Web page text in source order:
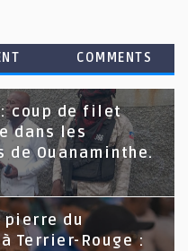
COMMENTS
coup de filet
dans les
Ouanaminthe.
pierre du
Terrier-Rouge :